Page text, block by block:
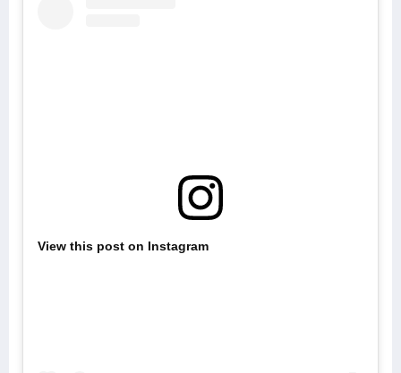
View this post on Instagram